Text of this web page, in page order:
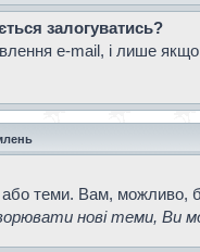
залогуватись?
e-mail, і лише
теми. Вам, можливо,
нові теми, Ви